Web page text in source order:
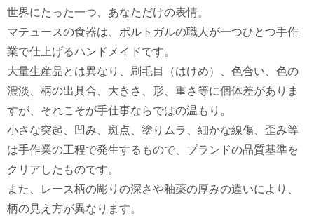
世界にたった一つ、あなただけの表情。
マテュースの食器は、ポルトガルの職人が一つひとつ手作
業で仕上げるハンドメイドです。
大量生産品とは異なり、刷毛目（はけめ）、色合い、色の
濃淡、柄の出具合、大きさ、形、重さ等に個体差がありま
すが、それこそが手仕事ならではの温もり。
小さな突起、凹み、斑点、塗りムラ、細かな線傷、歪み等
は手作業の工程で発生するもので、ブランドの品質基準を
クリアしたものです。
また、レース柄の彫りの深さや釉薬の厚みの違いにより、
柄の見え方が異なります。